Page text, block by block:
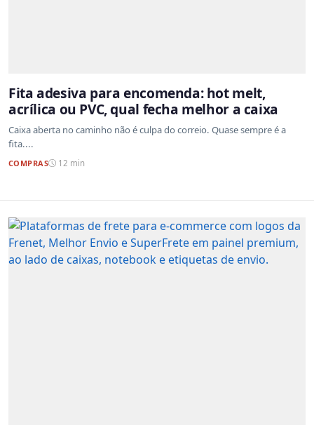
Fita adesiva para encomenda: hot melt,
acrílica ou PVC, qual fecha melhor a caixa
Caixa aberta no caminho não é culpa do correio. Quase sempre é a
fita....
COMPRAS 12 min